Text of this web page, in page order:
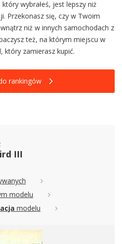
wybrałeś, jest lepszy niż
Przekonasz się, czy w Twoim
niż w innych samochodach z
też, na którym miejscu w
który zamierasz kupić.
rankingów
III
modelu
modelu